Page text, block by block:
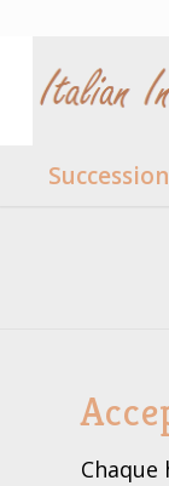
Succession